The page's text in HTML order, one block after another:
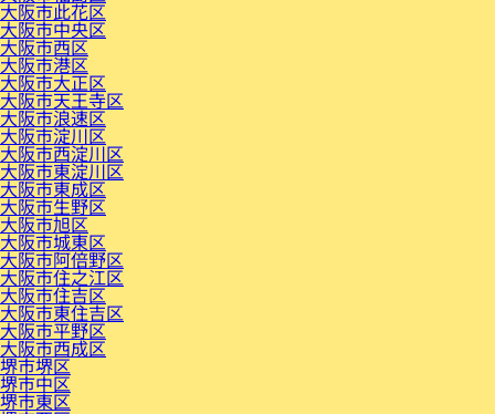
大阪市此花区
大阪市中央区
大阪市西区
大阪市港区
大阪市大正区
大阪市天王寺区
大阪市浪速区
大阪市淀川区
大阪市西淀川区
大阪市東淀川区
大阪市東成区
大阪市生野区
大阪市旭区
大阪市城東区
大阪市阿倍野区
大阪市住之江区
大阪市住吉区
大阪市東住吉区
大阪市平野区
大阪市西成区
堺市堺区
堺市中区
堺市東区